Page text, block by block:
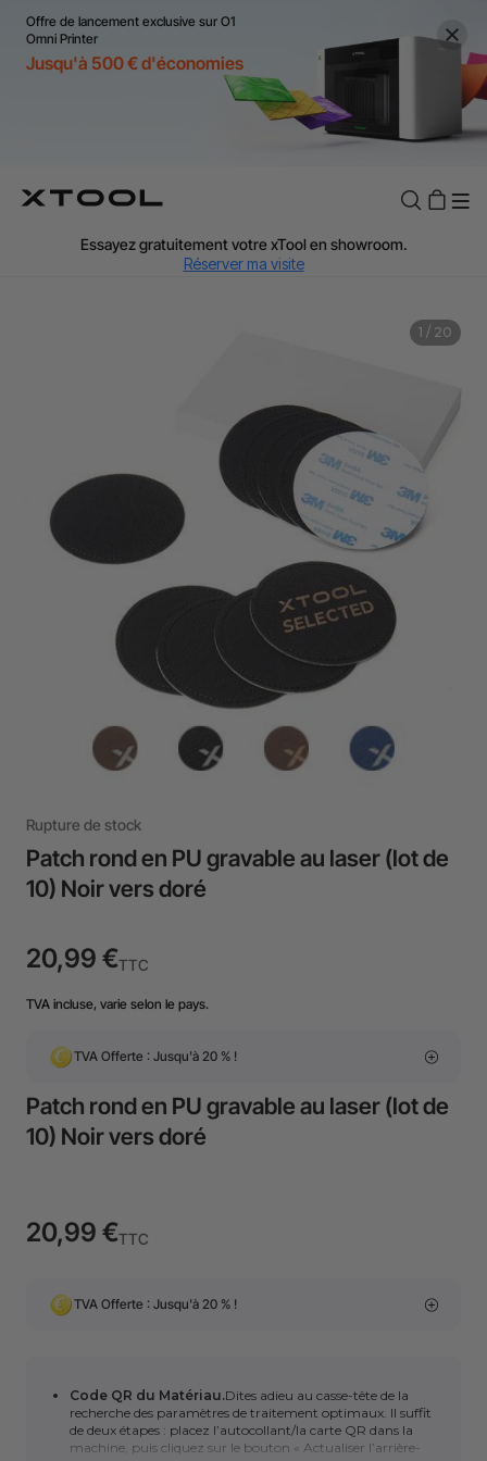
Offre de lancement exclusive sur O1
Omni Printer
Jusqu'à 500 € d'économies
TVA Offerte : Jusqu'à 20 % selon le pays.
J'en profite
Essayez gratuitement votre xTool en showroom.
Réserver ma visite
Assistance personnalisée avec un expert. J'en profite
TVA Offerte : Jusqu'à 20 % selon le pays. J'en profite
1 / 20
Rupture de stock
Patch rond en PU gravable au laser (lot de
10) Noir vers doré
20,99 €TTC
TVA incluse, varie selon le pays.
TVA Offerte : Jusqu'à 20 % !
Patch rond en PU gravable au laser (lot de
10) Noir vers doré
20,99 €TTC
TVA Offerte : Jusqu'à 20 % !
Code QR du Matériau.Dites adieu au casse-tête de la
recherche des paramètres de traitement optimaux. Il suffit
de deux étapes : placez l’autocollant/la carte QR dans la
machine, puis cliquez sur le bouton « Actualiser l’arrière-